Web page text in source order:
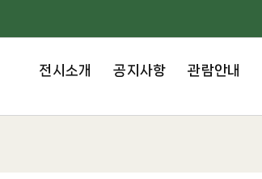
전시소개 공지사항 관람안내